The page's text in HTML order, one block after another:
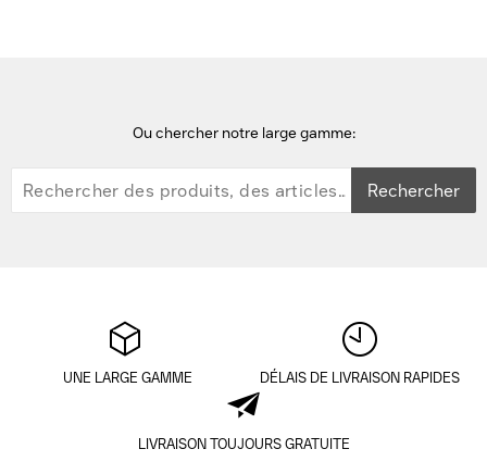
Ou chercher notre large gamme:
Rechercher
UNE LARGE GAMME DÉLAIS DE LIVRAISON RAPIDES
LIVRAISON TOUJOURS GRATUITE